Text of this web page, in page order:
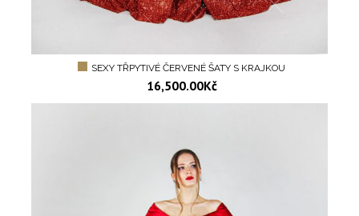
SEXY TŘPYTIVÉ ČERVENÉ ŠATY S KRAJKOU
16,500.00Kč